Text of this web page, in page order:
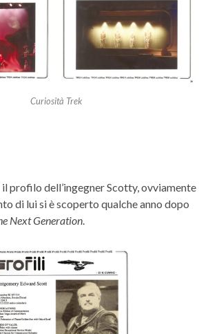
Curiosità Trek
profilo dell’ingegner Scotty, ovviamente
di lui si è scoperto qualche anno dopo
Next Generation